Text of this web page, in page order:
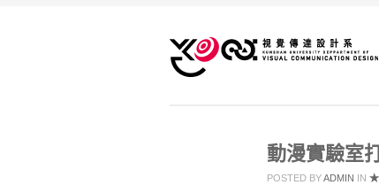
動漫實驗室
POSTED BYADMIN IN ★